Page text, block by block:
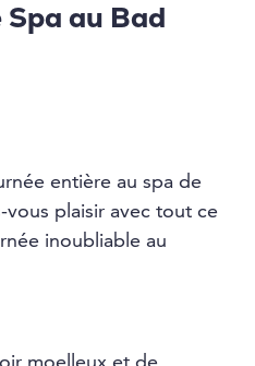
au Bad
entière au spa de
vous plaisir avec tout ce
inoubliable au